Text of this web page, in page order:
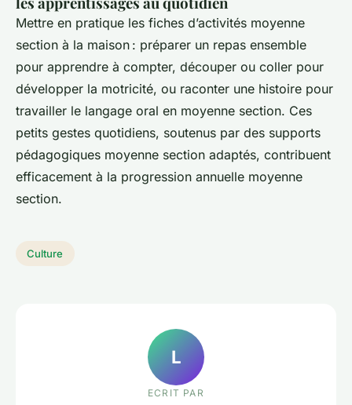
Mettre en pratique les fiches d’activités moyenne
section à la maison : préparer un repas ensemble
pour apprendre à compter, découper ou coller pour
développer la motricité, ou raconter une histoire pour
travailler le langage oral en moyenne section. Ces
petits gestes quotidiens, soutenus par des supports
pédagogiques moyenne section adaptés, contribuent
efficacement à la progression annuelle moyenne
section.
Culture
L
ECRIT PAR